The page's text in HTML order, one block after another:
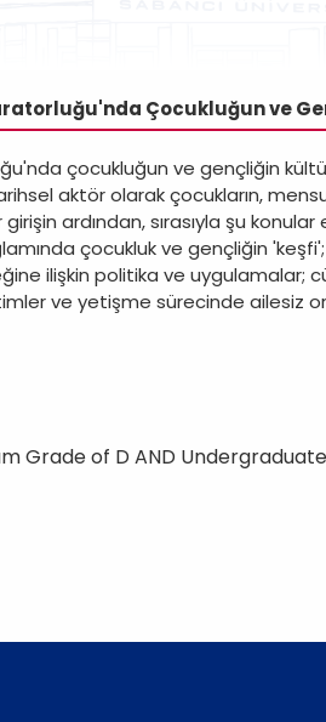
Çocukluğun ve
çocukluğun ve gençliğin
aktör olarak çocukların,
ardından, sırasıyla şu
çocukluk ve gençliğin
ilişkin politika ve uygulamalar;
ve yetişme sürecinde ailesiz
Grade of D AND